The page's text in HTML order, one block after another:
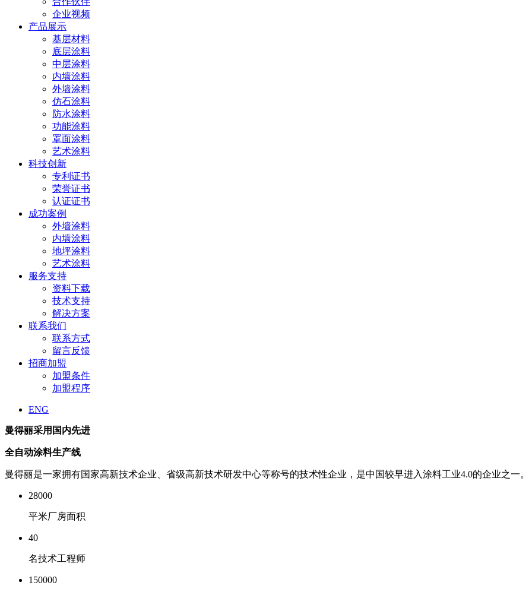
企业视频
产品展示
基层材料
底层涂料
中层涂料
内墙涂料
外墙涂料
仿石涂料
防水涂料
功能涂料
罩面涂料
艺术涂料
科技创新
专利证书
荣誉证书
认证证书
成功案例
外墙涂料
内墙涂料
地坪涂料
艺术涂料
服务支持
资料下载
技术支持
解决方案
联系我们
联系方式
留言反馈
招商加盟
加盟条件
加盟程序
ENG
曼得丽采用国内先进
全自动涂料生产线
曼得丽是一家拥有国家高新技术企业、省级高新技术研发中心等称号的技术性企业，是中国较早进入涂料工业4.0的企业之一。
28000
平米厂房面积
40
名技术工程师
150000